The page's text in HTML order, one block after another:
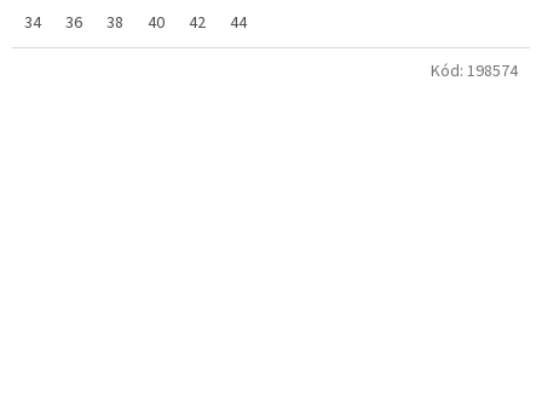
34 36 38 40 42 44
Kód: 198574